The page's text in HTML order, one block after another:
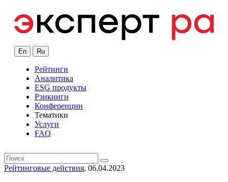
En Ru
Рейтинги
Аналитика
ESG продукты
Рэнкинги
Конференции
Тематики
Услуги
FAQ
Рейтинговые действия, 06.04.2023